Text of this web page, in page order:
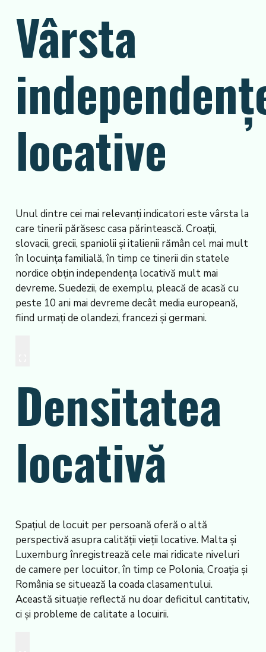
Vârsta
locative
Unul dintre cei mai relevanți indicatori este vârsta la
care tinerii părăsesc casa părintească. Croații,
slovacii, grecii, spaniolii și italienii rămân cel mai mult
în locuința familială, în timp ce tinerii din statele
nordice obțin independența locativă mult mai
devreme. Suedezii, de exemplu, pleacă de acasă cu
peste 10 ani mai devreme decât media europeană,
fiind urmați de olandezi, francezi și germani.
Densitatea
locativă
Spațiul de locuit per persoană oferă o altă
perspectivă asupra calității vieții locative. Malta și
Luxemburg înregistrează cele mai ridicate niveluri
de camere per locuitor, în timp ce Polonia, Croația și
România se situează la coada clasamentului.
Această situație reflectă nu doar deficitul cantitativ,
ci și probleme de calitate a locuirii.